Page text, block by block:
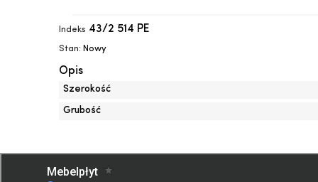
Indeks 43/2 514 PE
Stan: Nowy
Opis
Szerokość
Grubość